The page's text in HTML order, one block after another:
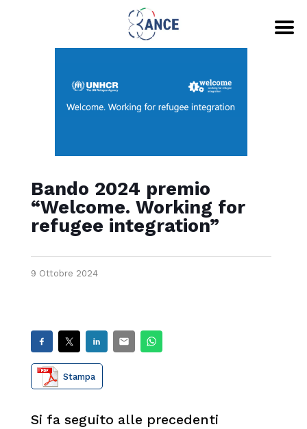
Bando 2024 premio
“Welcome. Working for
refugee integration”
9 Ottobre 2024
Stampa
Si fa seguito alle precedenti